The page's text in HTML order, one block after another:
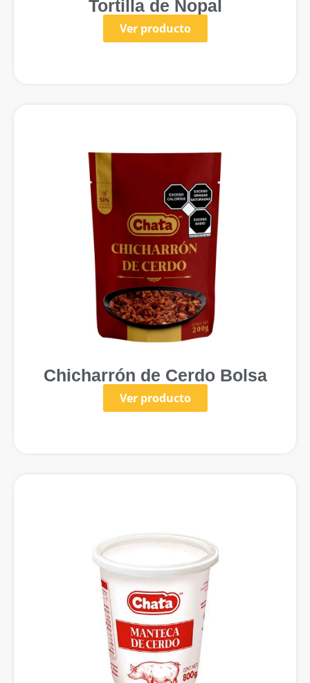
Tortilla de Nopal
Ver producto
Chicharrón de Cerdo Bolsa
Ver producto